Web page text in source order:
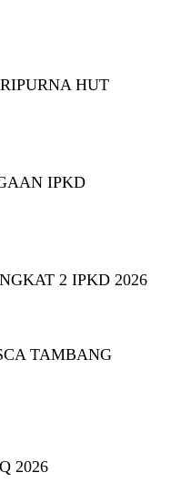
HUT
IPKD
2 IPKD 2026
TAMBANG
2026